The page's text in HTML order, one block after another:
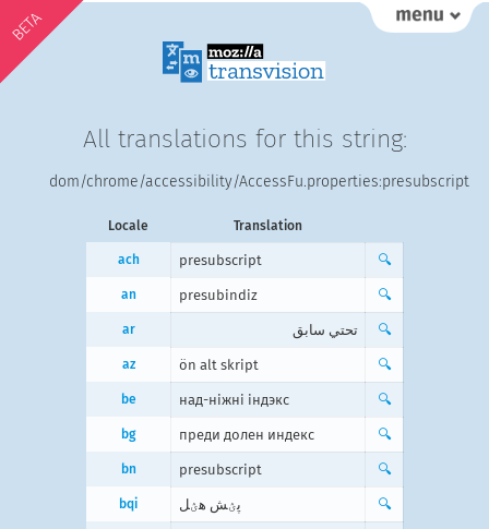
BETA
All translations for this string:
dom/chrome/accessibility/AccessFu.properties:presubscript
Locale Translation
ach presubscript 🔍
an presubindiz 🔍
ar تحتي سابق 🔍
az ön alt skript 🔍
be над-ніжні індэкс 🔍
bg преди долен индекс 🔍
bn presubscript 🔍
bqi پؽش هؽل 🔍